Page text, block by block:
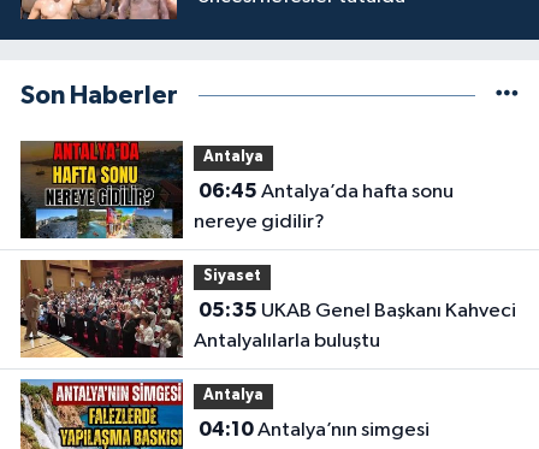
Son Haberler
Antalya
06:45
nereye gidilir?
Siyaset
05:35
Antalyalılarla buluştu
Antalya
04:10Antalya’nın simgesi